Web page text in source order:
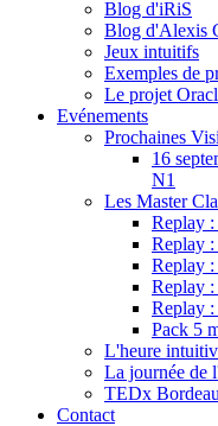
Blog d'iRiS
Blog d'Alexis
Jeux intuitifs
Exemples de
Le projet
Evénements
Prochaines
16
N1
Les Master
Replay
Replay :
Replay
Replay :
Replay
Pack 5
L'heure
La journée de
TEDx
Contact